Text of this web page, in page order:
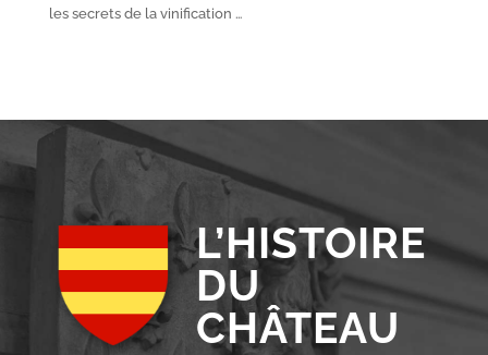
les secrets de la vinification …
L’HISTOIRE
DU
CHÂTEAU